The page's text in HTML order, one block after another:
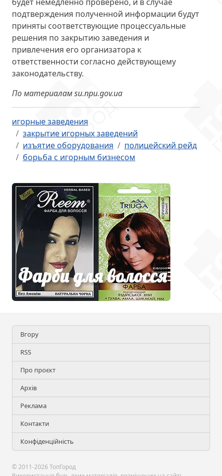
подтверждения полученной информации будут
приняты соответствующие процессуальные
решения по закрытию заведения и
привлечения его организатора к
ответственности согласно действующему
законодательству.
По материалам su.npu.gov.ua
игорные заведения
закрытие игорных заведений
изъятие оборудования
полицейский рейд
борьба с игорным бизнесом
Вгору
RSS
Про проєкт
Архів
Реклама
Контакти
Конфіденційність
© 2011-2026 ТопГород